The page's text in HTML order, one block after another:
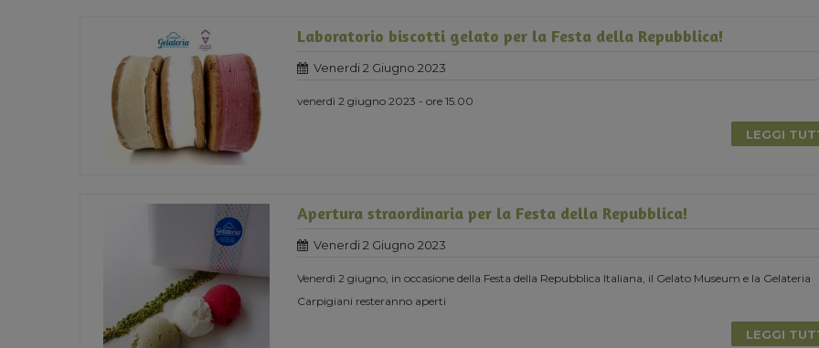
Laboratorio biscotti gelato per la Festa della Repubblica!
Venerdi 2 Giugno 2023
venerdì 2 giugno 2023 - ore 15.00
LEGGI
Apertura straordinaria per la Festa della Repubblica!
Venerdi 2 Giugno 2023
Venerdì 2 giugno, in occasione della Festa della Repubblica Italiana, il Gelato Museum e la Gelateria
Carpigiani resteranno aperti
LEGGI